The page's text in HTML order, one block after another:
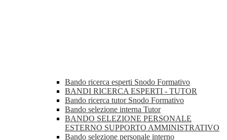
Bando ricerca esperti Snodo Formativo
BANDI RICERCA ESPERTI - TUTOR
Bando ricerca tutor Snodo Formativo
Bando selezione interna Tutor
BANDO SELEZIONE PERSONALE
ESTERNO SUPPORTO AMMINISTRATIVO
Bando selezione personale interno